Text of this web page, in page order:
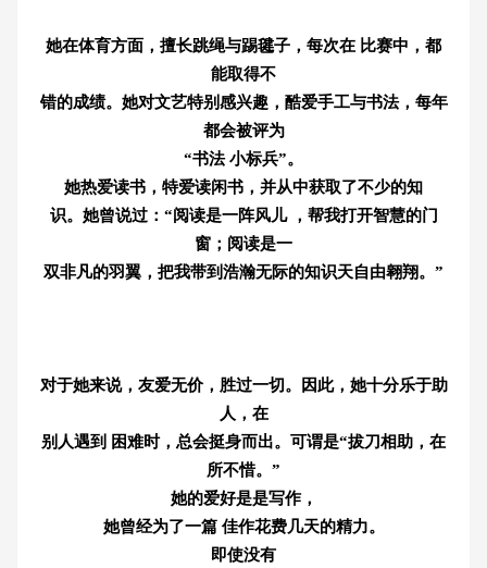
她在体育方面，擅长跳绳与踢毽子，每次在 比赛中，都
能取得不
错的成绩。她对文艺特别感兴趣，酷爱手工与书法，每年
都会被评为
“书法 小标兵”。
她热爱读书，特爱读闲书，并从中获取了不少的知
识。她曾说过：“阅读是一阵风儿 ，帮我打开智慧的门
窗；阅读是一
双非凡的羽翼，把我带到浩瀚无际的知识天自由翱翔。”
对于她来说，友爱无价，胜过一切。因此，她十分乐于助
人，在
别人遇到 困难时，总会挺身而出。可谓是“拔刀相助，在
所不惜。”
她的爱好是是写作，
她曾经为了一篇 佳作花费几天的精力。
即使没有